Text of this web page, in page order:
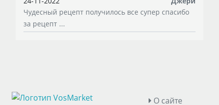
Чудесный рецепт получилось все супер спасибо
за рецепт ...
О сайте